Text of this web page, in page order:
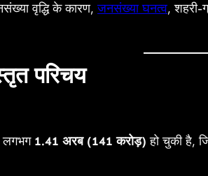
वृद्धि के कारण,जनसंख्या घनत्व, शहरी-
परिचय
1.41 अरब (141 करोड़) हो चुकी है,